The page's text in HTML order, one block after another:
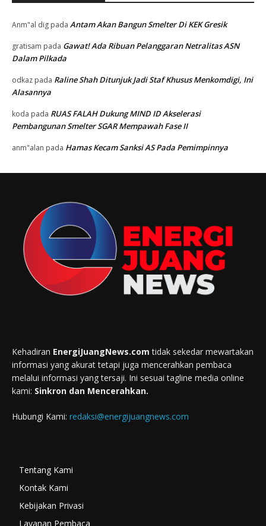
Anm"al dig pada Antam Akan Bangun Smelter Di KEK Gresik
gratisam pada Gawat! Ada Ribuan Pelanggaran Netralitas ASN
Dalam Pilkada
odkaz pada Raline Shah Ditunjuk Jadi Staf Khusus Menkomdigi, Ini
Alasannya
koda pada RUAS FALAH Dukung MIND ID Akselerasi
Pembangunan Smelter SGAR Mempawah Fase II
anm"alan pada Hamas Kecam Sanksi AS Pada Pemimpinnya
Kehadiran EnergiJuangNews.com tidak sekedar mewartakan
informasi yang akurat tetapi juga mencerahkan pembaca
melalui informasi yang tersaji. Ini sesuai tagline media online
kami: Sinkron dan Mencerahkan.
Hubungi Kami: redaksi@energijuangnews.com
Tentang Kami
Kontak Kami
Kebijakan Privasi
Layanan Pembaca